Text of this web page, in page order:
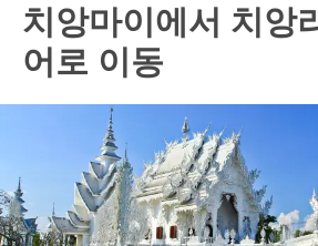
치앙마이에서 치앙
어로 이동